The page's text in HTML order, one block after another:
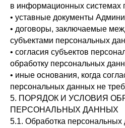
в информационных системах
• уставные документы
• договоры, заключаемые
субъектами персональных
• согласия субъектов
обработку персональных
• иные основания, когда
персональных данных не
5. ПОРЯДОК И УСЛОВИЯ
ПЕРСОНАЛЬНЫХ ДАННЫХ
5.1. Обработка